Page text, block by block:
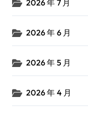
2026 年 7 月
2026 年 6 月
2026 年 5 月
2026 年 4 月